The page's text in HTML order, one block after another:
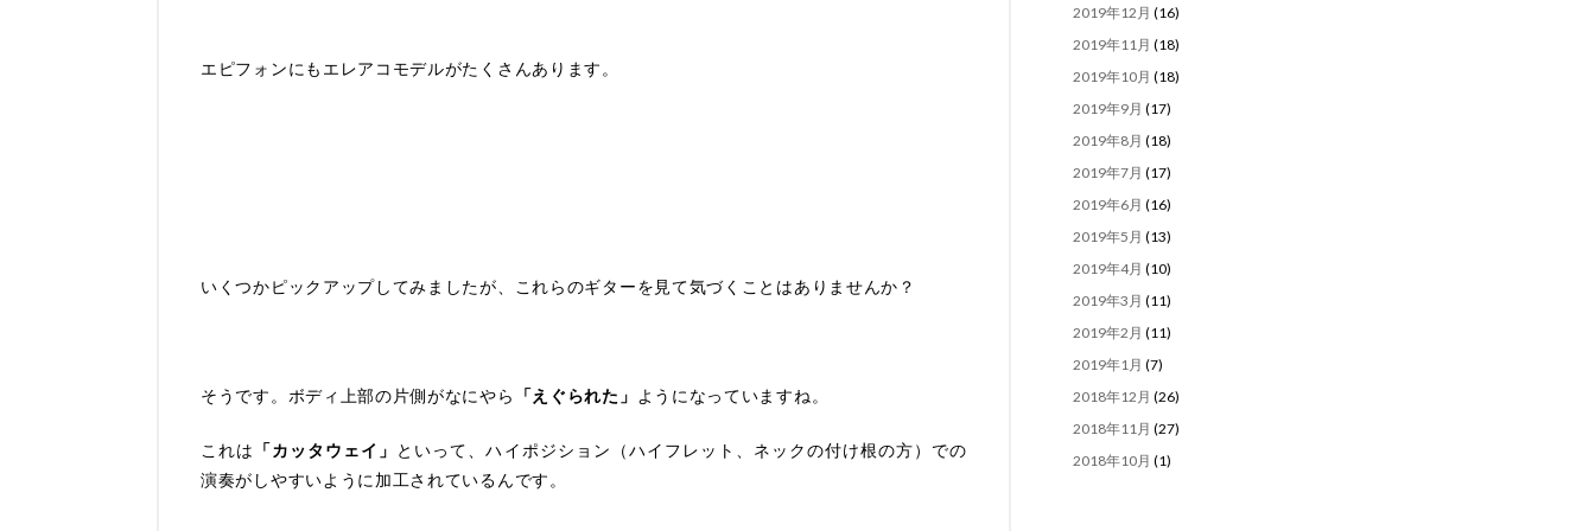
エピフォンにもエレアコモデルがたくさんあります。
いくつかピックアップしてみましたが、これらのギターを見て気づくことはありませんか？
そうです。ボディ上部の片側がなにやら 「えぐられた」 ようになっていますね。
これは 「カッタウェイ」
といって、ハイポジション（ハイフレット、ネックの付け根の方）での
演奏がしやすいように加工されているんです。
2019年12月 (16)
2019年11月 (18)
2019年10月 (18)
2019年9月 (17)
2019年8月 (18)
2019年7月 (17)
2019年6月 (16)
2019年5月 (13)
2019年4月 (10)
2019年3月 (11)
2019年2月 (11)
2019年1月 (7)
2018年12月 (26)
2018年11月 (27)
2018年10月 (1)